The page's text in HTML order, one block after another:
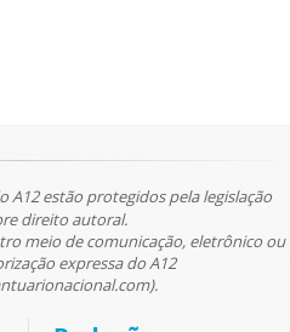
A12 estão protegidos pela legislação
direito autoral.
meio de comunicação, eletrônico ou
expressa do A12